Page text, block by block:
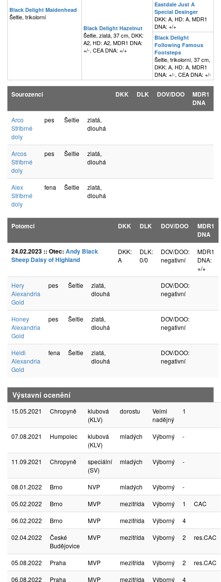
Black Delight Maidenhead
Šeltie, trikolorní
Black Delight Hazelnut
Šeltie, zlatá, 37 cm, DKK:
A2, HD: A2, MDR1 DNA:
+/-, CEA DNA: +/+
Eastdale Just A
Special Desinger
DKK: A, HD: A, MDR1
DNA: +/+
Black Delight
Following Famous
Footsteps
Šeltie, trikolorní, 37 cm,
DKK: A, HD: A, MDR1
DNA: +/-, CEA DNA: +/-
Sourozenci DKK DLK DOV/DOO
MDR1
DNA
Arco
Stříbrné
doly
pes Šeltie
zlatá,
dlouhá
Arcos
Stříbrné
doly
pes Šeltie
zlatá,
dlouhá
Alex
Stříbrné
doly
fena Šeltie
zlatá,
dlouhá
Potomci DKK DLK DOV/DOO
MDR1
DNA
24.02.2023 :: Otec: Andy Black
Sheep Daisy of Highland
DKK:
A
DLK:
0/0
DOV/DOO:
negativní
MDR1
DNA:
+/+
Hery
Alexandria
Gold
pes Šeltie
zlatá,
dlouhá
DOV/DOO:
negativní
Honey
Alexandria
Gold
pes Šeltie
zlatá,
dlouhá
DOV/DOO:
negativní
Heidi
Alexandria
Gold
fena Šeltie
zlatá,
dlouhá
DOV/DOO:
negativní
Výstavní ocenění
15.05.2021 Chropyně
klubová
(KLV)
dorostu
Velmi
nadějný
1
07.08.2021 Humpolec
klubová
(KLV)
mladých Výborný -
11.09.2021 Chropyně
speciální
(SV)
mladých Výborný -
08.01.2022 Brno NVP mladých Výborný
-
05.02.2022
Brno MVP mezitřída Výborný 1
CAC
06.02.2022
Brno MVP mezitřída Výborný
4
02.04.2022
České
Budějovice
MVP mezitřída Výborný 2 res.CAC
05.08.2022 Praha MVP mezitřída Výborný 2
res.CAC
06.08.2022
Praha MVP mezitřída Výborný
4